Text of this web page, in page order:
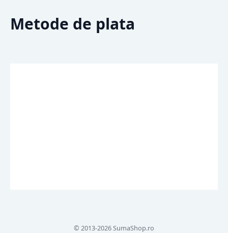
Metode de plata
© 2013-2026 SumaShop.ro